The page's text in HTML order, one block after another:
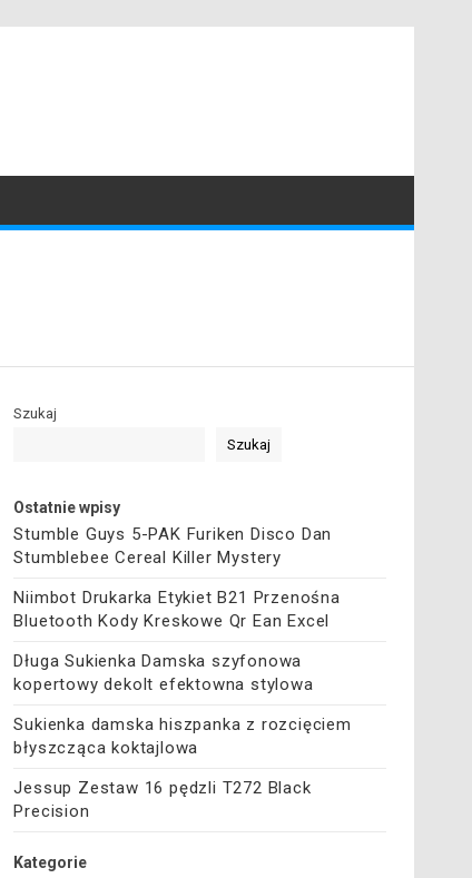
Szukaj
Szukaj
Ostatnie wpisy
Stumble Guys 5-PAK Furiken Disco Dan
Stumblebee Cereal Killer Mystery
Niimbot Drukarka Etykiet B21 Przenośna
Bluetooth Kody Kreskowe Qr Ean Excel
Długa Sukienka Damska szyfonowa
kopertowy dekolt efektowna stylowa
Sukienka damska hiszpanka z rozcięciem
błyszcząca koktajlowa
Jessup Zestaw 16 pędzli T272 Black
Precision
Kategorie